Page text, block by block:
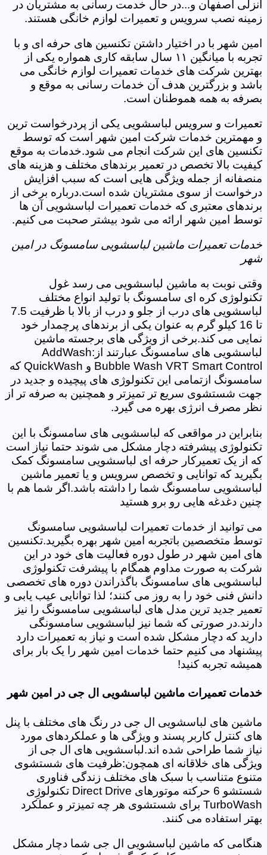
انزلی اصفهان و...در حال خدمت رسانی به مشتریان در
زمینه نصب سرویس و تعمیرات لوازم خانگی هستند.
امین شهر با در اختیار داشتن تکنسین های حرفه ای و با
تجربه با میانگین ۱۱ سال سابقه کاری همواره یکی از
بهترین شرکت های خدمات تعمیرات لوازم خانگی می
باشد و بزرگترین هدف آن خدمات رسانی به موقع و
بصرفه به همه هموطنان است.
تعمیرات و سرویس لباسشویی یکی از پردرخواست ترین
و مهمترین خدمات شرکت امین شهر است که توسط
تکنسین های این شرکت انجام می شود.خدمات به موقع
کیفیت بالا تخصص در تعمیر برندهای مختلف و هزینه های
منصفانه از جمله ویژگی هایی است که سبب افزایش
درخواست از سوی مشتریان شده است.درباره برخی از
برندهای معتبری که خدمات تعمیرات لباسشویی آن ها
توسط امین شهر ارائه می شود بیشتر صحبت می کنیم.
خدمات تعمیرات ماشین لباسشویی سامسونگ در امین
شهر
وقتی نوبت به ماشین لباسشویی می رسد غول
تکنولوژی کره ای سامسونگ با تولید انواع مختلف
لباسشویی های درب از جلو و درب از بالا با ظرفیت 7.5
تا 16 کیلو گرم به عنوان یکی از برندهای پرچمدار خود
نمایی می کند.برخی از ویژگی های برجسته ماشین
لباسشویی های سامسونگ عبارتند از:AddWash
Bubble Wash VRT Smart Control و QuickWash که
سامسونگ ازتمامی این تکنولوژی های پیچیده و جدید در
جهت شستشوی سریع تر تمیزتر و همچنین به صرفه تر از
نظر مصرف انرژی بهره می گیرد.
بنابراین در مواقعی که لباسشویی های سامسونگ با این
تکنولوژی پیشرفته دچار مشکل می شوند حتما نیاز است
که از یک تعمیرکار حرفه ای لباسشویی سامسونگ کمک
بگیرید که توانایی و تخصص سرویس و یا تعمیر ماشین
لباسشویی سامسونگ شما را داشته باشد.اگر شما هم با
چنین دغدغه هایی رو برو هستید
می توانید از خدمات تعمیرات لباسشویی سامسونگ
توسط متخصصین باتجربه امین شهر بهره بگیرید.تکنسین
های امین شهر در طول دوره فعالیت های خود در این
شرکت به صورت مداوم همگام با پیشرفت تکنولوژی
لباسشویی های سامسونگ باگذراندن دوره های تخصصی
دانش فنی خود را به روز می کنند؛ لذا توانایی عیب یابی و
تعمیر جدید ترین مدل های لباسشویی سامسونگ را نیز
دارند.در صورتی که شما نیز لباسشویی سامسونگی
دارید که دچار مشکل شده است و نیاز به تعمیرات دارد
پیشنهاد می کنیم حتما خدمات امین شهر را یک بار برای
همیشه تجربه کنید!
خدمات تعمیرات ماشین لباسشویی ال جی در امین شهر
ماشین های لباسشویی ال جی در رنگ های مختلف با پنل
های کنترل کاربر پسند و ویژگی ها و عملکردهای مورد
نیاز شما طراحی شده اند.لباسشویی های ال جی از
ویژگی های خلاقانه ای همچون:ظرفیت های شستشوی
متنوع متناسب با سبک های مختلف زندگی فناوری
شستشو 6 حرکته موتورهای Direct Drive تکنولوژِی
TurboWash برای شستشوی هر چه تمیزتر و عملکرد
بهتر استفاده می کنند.
هنگامی که ماشین لباسشویی ال جی شما دچار مشکل